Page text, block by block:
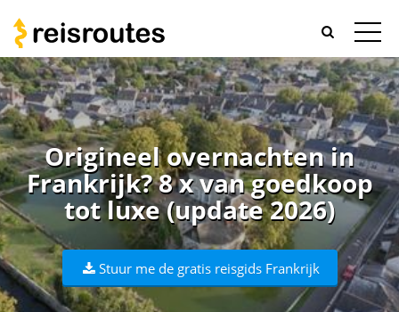
Origineel overnachten in
Frankrijk? 8 x van goedkoop
tot luxe (update 2026)
Stuur me de gratis reisgids Frankrijk